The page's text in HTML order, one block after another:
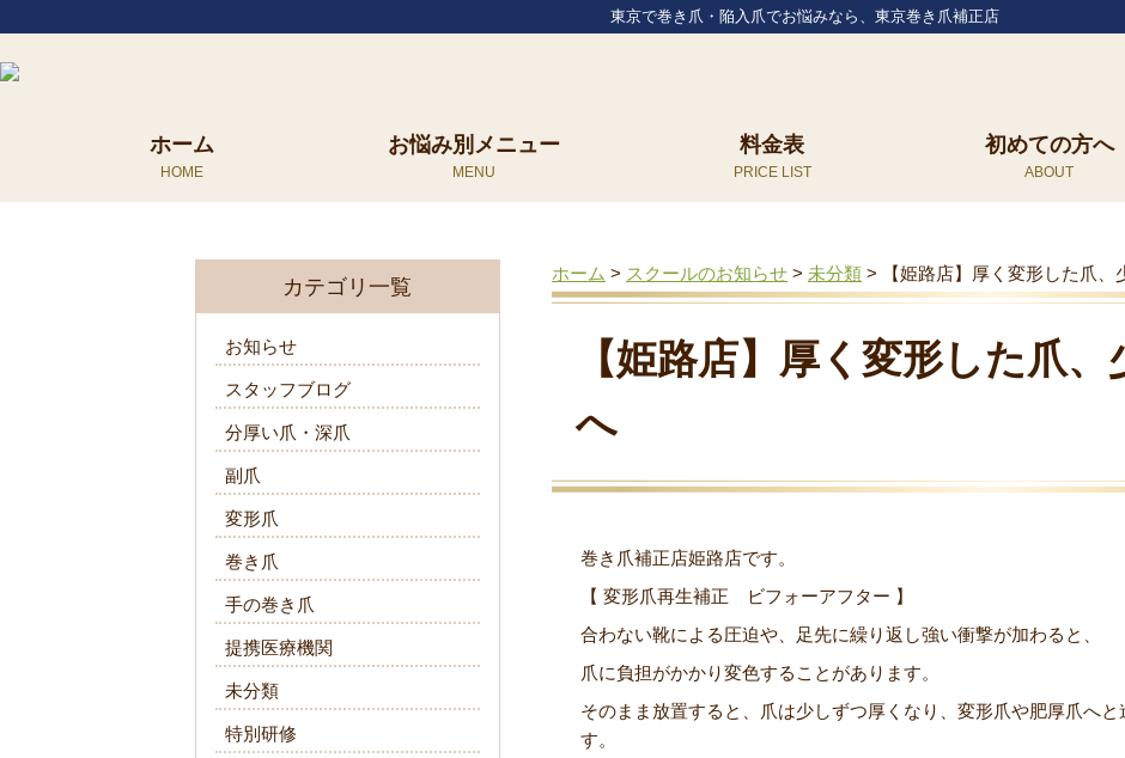
東京で巻き爪・陥入爪でお悩みなら、東京巻き爪補正店
ホーム お悩み別メニュー 料金表 初めての方へ
ホーム > スクールのお知らせ > 未分類 > 【姫路店】厚く変形した爪、
【姫路店】厚く変形した爪
へ
巻き爪補正店姫路店です。
【 変形爪再生補正 ビフォーアフター 】
合わない靴による圧迫や、足先に繰り返し強い衝撃が加わると、
爪に負担がかかり変色することがあります。
そのまま放置すると、爪は少しずつ厚くなり、変形爪や肥厚爪へ
す。
カテゴリ一覧
お知らせ
スタッフブログ
分厚い爪・深爪
副爪
変形爪
巻き爪
手の巻き爪
提携医療機関
未分類
特別研修